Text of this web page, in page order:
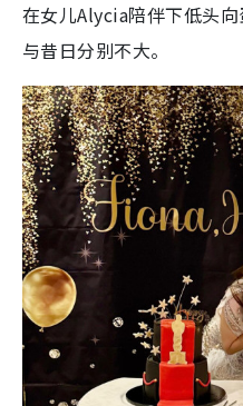
在女儿Alycia陪伴下低头向
与昔日分别不大。